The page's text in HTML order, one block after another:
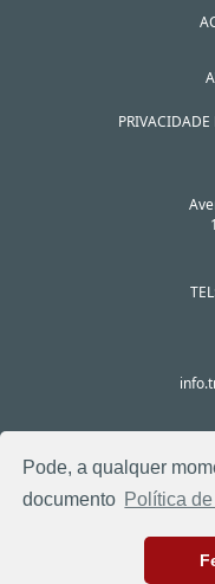
Pode, a qualquer
documento Política